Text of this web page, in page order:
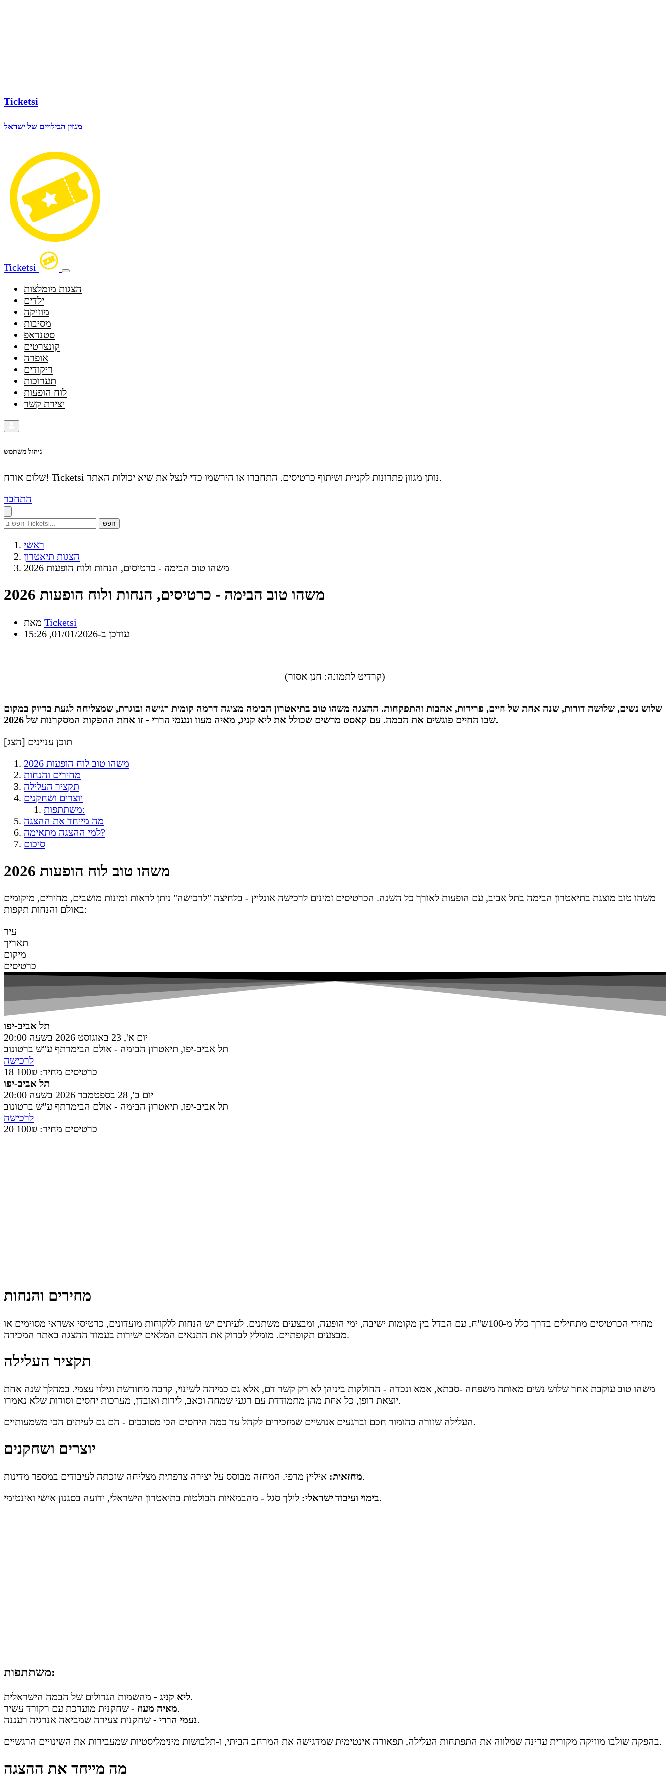
Ticketsi
מגזין הבילויים של ישראל
Ticketsi
הצגות מומלצות
ילדים
מוזיקה
מסיבות
סטנדאפ
קונצרטים
אופרה
ריקודים
תערוכות
לוח הופעות
יצירת קשר
ניהול משתמש
שלום אורח! Ticketsi נותן מגוון פתרונות לקניית ושיתוף כרטיסים. התחברו או הירשמו כדי לנצל את שיא יכולות האתר.
התחבר
חפש
ראשי
הצגות תיאטרון
משהו טוב הבימה - כרטיסים, הנחות ולוח הופעות 2026
משהו טוב הבימה - כרטיסים, הנחות ולוח הופעות 2026
Ticketsi
עודכן ב-01/01/2026, 15:26
(קרדיט לתמונה: חנן אסור)
שלוש נשים, שלושה דורות, שנה אחת של חיים, פרידות, אהבות והתפקחות. ההצגה משהו טוב בתיאטרון הבימה מציגה דרמה קומית רגישה ובוגרת, שמצליחה לגעת בדיוק במקום
שבו החיים פוגשים את הבמה. עם קאסט מרשים שכולל את ליא קניג, מאיה מעוז ונעמי הררי - זו אחת ההפקות המסקרנות של 2026.
תוכן עניינים [הצג]
משהו טוב לוח הופעות 2026
מחירים והנחות
תקציר העלילה
יוצרים ושחקנים
משתתפות:
מה מייחד את ההצגה
למי ההצגה מתאימה?
סיכום
משהו טוב לוח הופעות 2026
משהו טוב מוצגת בתיאטרון הבימה בתל אביב, עם הופעות לאורך כל השנה. הכרטיסים זמינים לרכישה אונליין - בלחיצה "לרכישה" ניתן לראות זמינות מושבים, מחירים, מיקומים
באולם והנחות תקפות:
עיר
תאריך
מיקום
כרטיסים
תל אביב-יפו
יום א', 23 באוגוסט 2026 בשעה 20:00
תל אביב-יפו, תיאטרון הבימה - אולם הבימרתף ע''ש ברטונוב
לרכישה
18 כרטיסים מחיר: 100₪
תל אביב-יפו
יום ב', 28 בספטמבר 2026 בשעה 20:00
תל אביב-יפו, תיאטרון הבימה - אולם הבימרתף ע''ש ברטונוב
לרכישה
20 כרטיסים מחיר: 100₪
מחירים והנחות
מחירי הכרטיסים מתחילים בדרך כלל מ-100ש"ח, עם הבדל בין מקומות ישיבה, ימי הופעה, ומבצעים משתנים. לעיתים יש הנחות ללקוחות מועדונים, כרטיסי אשראי מסוימים או
מבצעים תקופתיים. מומלץ לבדוק את התנאים המלאים ישירות בעמוד ההצגה באתר המכירה.
תקציר העלילה
משהו טוב עוקבת אחר שלוש נשים מאותה משפחה -סבתא, אמא ונכדה - החולקות ביניהן לא רק קשר דם, אלא גם כמיהה לשינוי, קרבה מחודשת וגילוי עצמי. במהלך שנה אחת
יוצאת דופן, כל אחת מהן מתמודדת עם רגעי שמחה וכאב, לידות ואובדן, מערכות יחסים וסודות שלא נאמרו.
העלילה שזורה בהומור חכם וברגעים אנושיים שמזכירים לקהל עד כמה היחסים הכי מסובכים - הם גם לעיתים הכי משמעותיים.
יוצרים ושחקנים
מחזאית:איליין מרפי. המחזה מבוסס על יצירה צרפתית מצליחה שזכתה לעיבודים במספר מדינות.
בימוי ועיבוד ישראלי:לילך סגל - מהבמאיות הבולטות בתיאטרון הישראלי, ידועה בסגנון אישי ואינטימי.
משתתפות:
ליא קניג -מהשמות הגדולים של הבמה הישראלית.
מאיה מעוז -שחקנית מוערכת עם רקורד עשיר.
נעמי הררי -שחקנית צעירה שמביאה אנרגיה רעננה.
בהפקה שולבו מוזיקה מקורית עדינה שמלווה את התפתחות העלילה, תפאורה אינטימית שמדגישה את המרחב הביתי, ו-תלבושות מינימליסטיות שמעבירות את השינויים הרגשיים.
מה מייחד את ההצגה